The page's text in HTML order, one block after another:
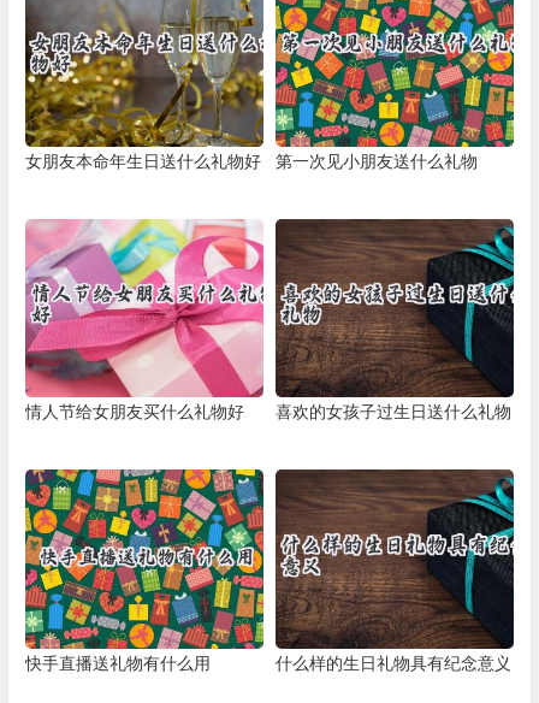
女朋友本命年生日送什么礼物好 第一次见小朋友送什么礼物
情人节给女朋友买什么礼物好 喜欢的女孩子过生日送什么礼物
快手直播送礼物有什么用 什么样的生日礼物具有纪念意义